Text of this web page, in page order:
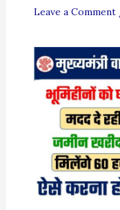
Leave a Comment